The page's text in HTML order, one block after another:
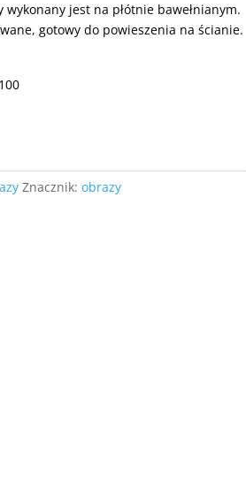
wykonany jest na płótnie bawełnianym.
gotowy do powieszenia na ścianie.
Znacznik:obrazy